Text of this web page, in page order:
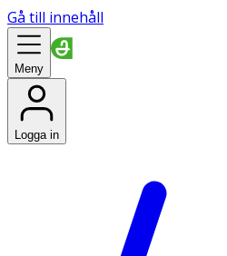
Gå till innehåll
Meny
Logga in